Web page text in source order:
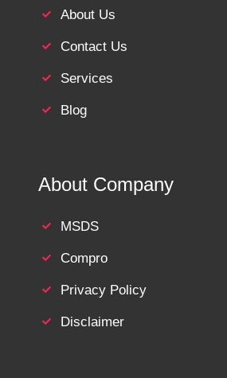
About Us
Contact Us
Services
Blog
About Company
MSDS
Compro
Privacy Policy
Disclaimer